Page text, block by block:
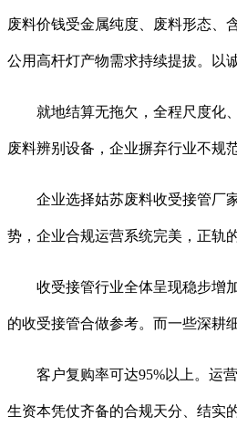
废料价钱受金属纯度、废料形态、
公用高杆灯产物需求持续提拔。以
就地结算无拖欠，全程尺度化、
废料辨别设备，企业摒弃行业不规
企业选择姑苏废料收受接管厂家
势，企业合规运营系统完美，正轨
收受接管行业全体呈现稳步增加
的收受接管合做参考。而一些深耕
客户复购率可达95%以上。运营
生资本凭仗齐备的合规天分、结实